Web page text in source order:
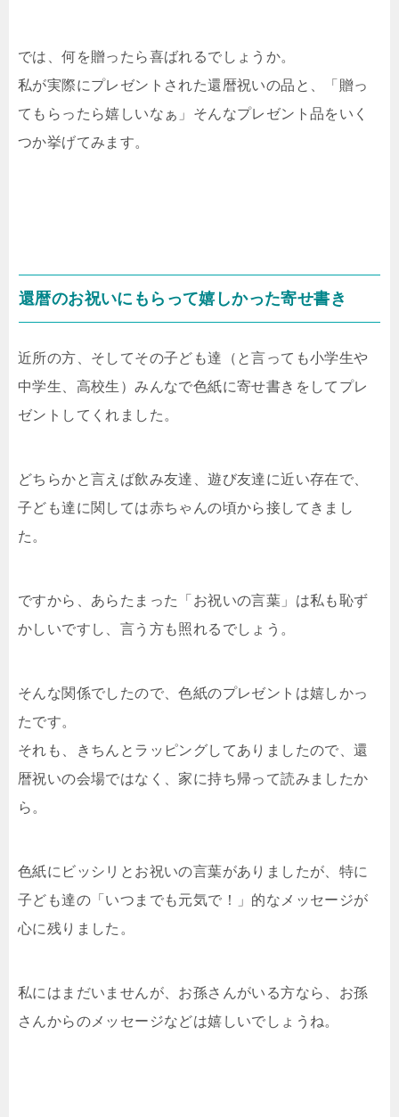
では、何を贈ったら喜ばれるでしょうか。
私が実際にプレゼントされた還暦祝いの品と、「贈っ
てもらったら嬉しいなぁ」そんなプレゼント品をいく
つか挙げてみます。
還暦のお祝いにもらって嬉しかった寄せ書き
近所の方、そしてその子ども達（と言っても小学生や
中学生、高校生）みんなで色紙に寄せ書きをしてプレ
ゼントしてくれました。
どちらかと言えば飲み友達、遊び友達に近い存在で、
子ども達に関しては赤ちゃんの頃から接してきまし
た。
ですから、あらたまった「お祝いの言葉」は私も恥ず
かしいですし、言う方も照れるでしょう。
そんな関係でしたので、色紙のプレゼントは嬉しかっ
たです。
それも、きちんとラッピングしてありましたので、還
暦祝いの会場ではなく、家に持ち帰って読みましたか
ら。
色紙にビッシリとお祝いの言葉がありましたが、特に
子ども達の「いつまでも元気で！」的なメッセージが
心に残りました。
私にはまだいませんが、お孫さんがいる方なら、お孫
さんからのメッセージなどは嬉しいでしょうね。